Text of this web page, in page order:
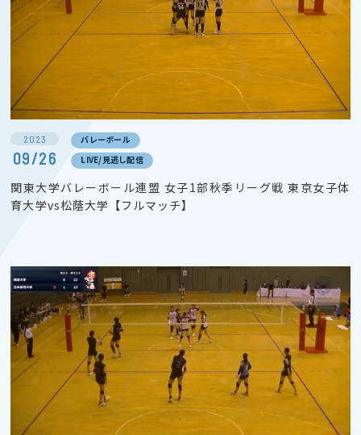
2023
09/26
バレーボール
LIVE/見逃し配信
関東大学バレーボール連盟 女子1部秋季リーグ戦 東京女子体
育大学vs松蔭大学【フルマッチ】